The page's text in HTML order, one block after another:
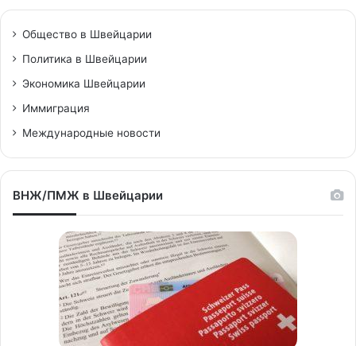
Общество в Швейцарии
Политика в Швейцарии
Экономика Швейцарии
Иммиграция
Международные новости
ВНЖ/ПМЖ в Швейцарии